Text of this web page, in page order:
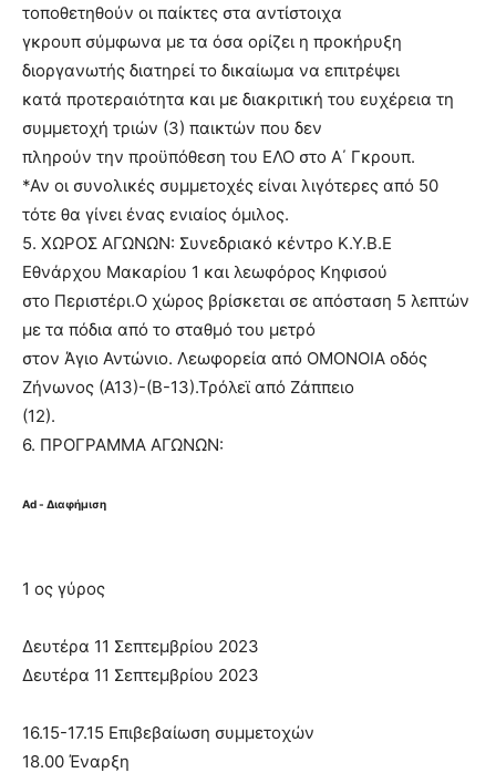
τοποθετηθούν οι παίκτες στα αντίστοιχα
γκρουπ σύμφωνα με τα όσα ορίζει η προκήρυξη
διοργανωτής διατηρεί το δικαίωμα να επιτρέψει
κατά προτεραιότητα και με διακριτική του ευχέρεια τη
συμμετοχή τριών (3) παικτών που δεν
πληρούν την προϋπόθεση του ΕΛΟ στο Α΄ Γκρουπ.
*Αν οι συνολικές συμμετοχές είναι λιγότερες από 50
τότε θα γίνει ένας ενιαίος όμιλος.
5. ΧΩΡΟΣ ΑΓΩΝΩΝ: Συνεδριακό κέντρο Κ.Υ.Β.Ε
Εθνάρχου Μακαρίου 1 και λεωφόρος Κηφισού
στο Περιστέρι.Ο χώρος βρίσκεται σε απόσταση 5 λεπτών
με τα πόδια από το σταθμό του μετρό
στον Άγιο Αντώνιο. Λεωφορεία από ΟΜΟΝΟΙΑ οδός
Ζήνωνος (Α13)-(Β-13).Τρόλεϊ από Ζάππειο
(12).
6. ΠΡΟΓΡΑΜΜΑ ΑΓΩΝΩΝ:
Ad - Διαφήμιση
1 ος γύρος
Δευτέρα 11 Σεπτεμβρίου 2023
Δευτέρα 11 Σεπτεμβρίου 2023
16.15-17.15 Επιβεβαίωση συμμετοχών
18.00 Έναρξη